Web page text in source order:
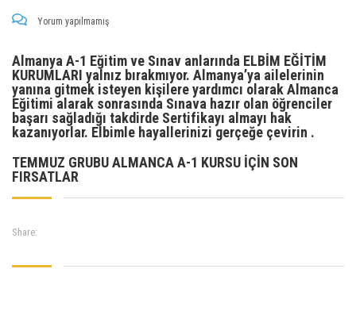
Yorum yapılmamış
Almanya A-1 Eğitim ve Sınav anlarında ELBİM EĞİTİM
KURUMLARI yalnız bırakmıyor. Almanya’ya ailelerinin
yanına gitmek isteyen kişilere yardımcı olarak Almanca
Eğitimi alarak sonrasında Sınava hazır olan öğrenciler
başarı sağladığı takdirde Sertifikayı almayı hak
kazanıyorlar. Elbimle hayallerinizi gerçeğe çevirin .
TEMMUZ GRUBU ALMANCA A-1 KURSU İÇİN SON
FIRSATLAR
Share: